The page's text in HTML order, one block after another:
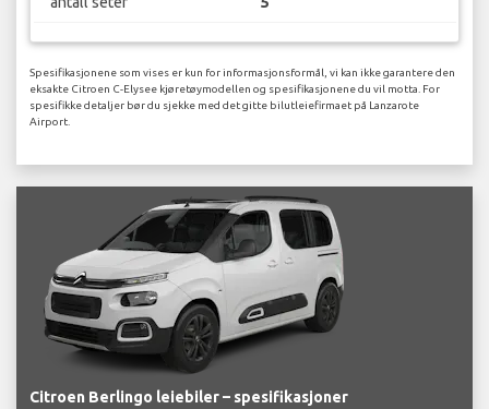
Spesifikasjonene som vises er kun for informasjonsformål, vi kan ikke garantere den
eksakte Citroen C-Elysee kjøretøymodellen og spesifikasjonene du vil motta. For
spesifikke detaljer bør du sjekke med det gitte bilutleiefirmaet på Lanzarote
Airport.
Citroen Berlingo leiebiler – spesifikasjoner